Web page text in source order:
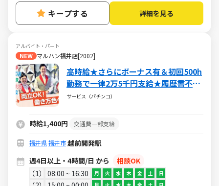
キープする 詳細を見る
アルバイト・パート
NEW マルハン福井店[2002]
高時給★さらにボーナス有＆初回500h
勤務で一律2万5千円支給★履歴書不要
♪
サービス（パチンコ）
時給1,400円 交通費一部支給
福井県福井市越前開発駅
週4日以上・4時間/日 から
相談OK
1
08:00 ~ 16:30 月 火 水 木 金 土 日
月 火 水 木 金 土 日